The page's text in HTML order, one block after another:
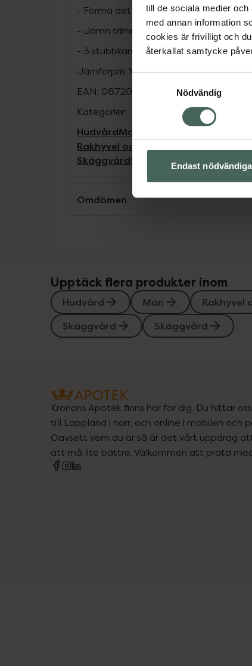
till de sociala medier
med annan information
cookies är frivilligt och
återkallat samtycke
Nödvändig
Endast
- Forma det
- Jämn trimning
- 3 stubbkammar med klickfäste (1, 3,
Jämförpris 166,33 kr/st
EAN: 08720689029070
Kategorier:
HudvårdMan
Rakhyvel och rakapparat
SkäggvårdSkäggvård
Omdömen
Upptäck flera produkter inom
Hudvård Man Rakhyvel
Skäggvård
Skäggvård
Kronans Apotek finns här för dig. Du hittar
till Lappland i norr, och online i mobilen och
Oavsett vem du är så är det vårt uppdrag
att må lite bättre. Välkommen att prata